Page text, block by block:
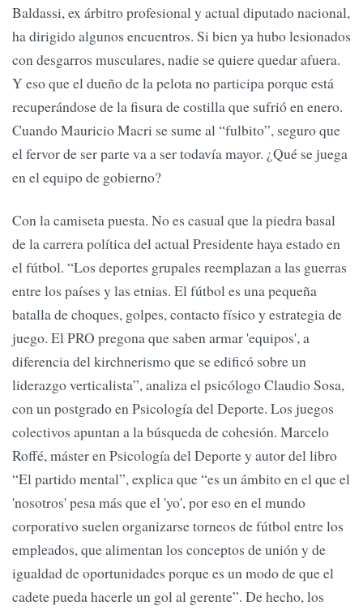
Baldassi, ex árbitro profesional y actual diputado nacional,
ha dirigido algunos encuentros. Si bien ya hubo lesionados
con desgarros musculares, nadie se quiere quedar afuera.
Y eso que el dueño de la pelota no participa porque está
recuperándose de la fisura de costilla que sufrió en enero.
Cuando Mauricio Macri se sume al “fulbito”, seguro que
el fervor de ser parte va a ser todavía mayor. ¿Qué se juega
en el equipo de gobierno?
Con la camiseta puesta. No es casual que la piedra basal
de la carrera política del actual Presidente haya estado en
el fútbol. “Los deportes grupales reemplazan a las guerras
entre los países y las etnias. El fútbol es una pequeña
batalla de choques, golpes, contacto físico y estrategia de
juego. El PRO pregona que saben armar 'equipos', a
diferencia del kirchnerismo que se edificó sobre un
liderazgo verticalista”, analiza el psicólogo Claudio Sosa,
con un postgrado en Psicología del Deporte. Los juegos
colectivos apuntan a la búsqueda de cohesión. Marcelo
Roffé, máster en Psicología del Deporte y autor del libro
“El partido mental”, explica que “es un ámbito en el que el
'nosotros' pesa más que el 'yo', por eso en el mundo
corporativo suelen organizarse torneos de fútbol entre los
empleados, que alimentan los conceptos de unión y de
igualdad de oportunidades porque es un modo de que el
cadete pueda hacerle un gol al gerente”. De hecho, los